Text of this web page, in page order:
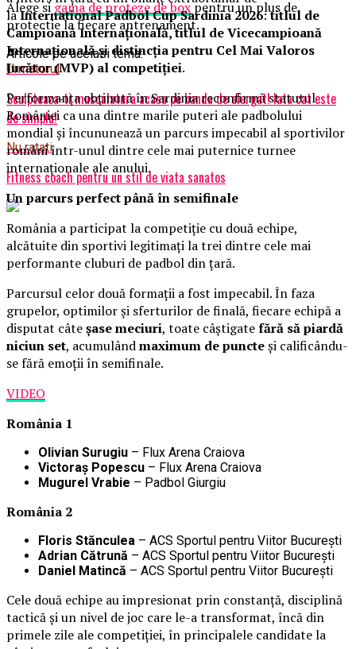
Alege sigama de proteze de boxpentru un plus de
protectie la fiecare antrenament.
Articole pe aceiasi tema:
Urmatorul
Sculpteaza-ti musculatura acasa pe banda de alergat! Iata cat este
de simplu!
Nu ratati
Fitness coach pentru un stil de viata sanatos
laInternational Padbol Cup Sardinia 2026:titlul de
Campioană Internațională, titlul de Vicecampioană
Internațională și distincția pentru Cel Mai Valoros
Jucător (MVP) al competiției.
Performanța obținută în Sardinia reconfirmă statutul
României ca una dintre marile puteri ale padbolului
mondial și încununează un parcurs impecabil al sportivilor
români într-unul dintre cele mai puternice turnee
internaționale ale anului.
Un parcurs perfect până în semifinale
România a participat la competiție cu două echipe,
alcătuite din sportivi legitimați la trei dintre cele mai
performante cluburi de padbol din țară.
Parcursul celor două formații a fost impecabil. În faza
grupelor, optimilor și sferturilor de finală, fiecare echipă a
disputat câteșase meciuri, toate câștigatefără să piardă
niciun set, acumulândmaximum de puncteși calificându-
se fără emoții în semifinale.
VIDEO
România 1
Olivian Surugiu – Flux Arena Craiova
Victoraș Popescu – Flux Arena Craiova
Mugurel Vrabie – Padbol Giurgiu
România 2
Floris Stănculea – ACS Sportul pentru Viitor București
Adrian Cătrună – ACS Sportul pentru Viitor București
Daniel Matincă – ACS Sportul pentru Viitor București
Cele două echipe au impresionat prin constanță, disciplină
tactică și un nivel de joc care le-a transformat, încă din
primele zile ale competiției, în principalele candidate la